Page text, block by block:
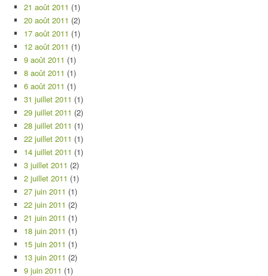
21 août 2011 (1)
20 août 2011 (2)
17 août 2011 (1)
12 août 2011 (1)
9 août 2011 (1)
8 août 2011 (1)
6 août 2011 (1)
31 juillet 2011 (1)
29 juillet 2011 (2)
28 juillet 2011 (1)
22 juillet 2011 (1)
14 juillet 2011 (1)
3 juillet 2011 (2)
2 juillet 2011 (1)
27 juin 2011 (1)
22 juin 2011 (2)
21 juin 2011 (1)
18 juin 2011 (1)
15 juin 2011 (1)
13 juin 2011 (2)
9 juin 2011 (1)